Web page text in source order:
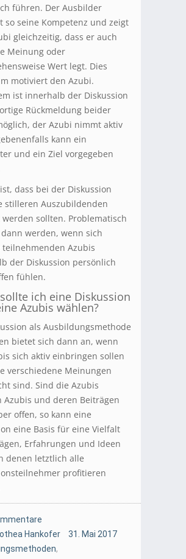
führen. Der Ausbilder
so seine Kompetenz und zeigt
gleichzeitig, dass er auch
Meinung oder
Wert legt. Dies
motiviert den Azubi.
ist innerhalb der Diskussion
Rückmeldung beider
der Azubi nimmt aktiv
kann ein
und ein Ziel vorgegeben
dass bei der Diskussion
stilleren Auszubildenden
sollten. Problematisch
werden, wenn sich
teilnehmenden Azubis
der Diskussion persönlich
fühlen.
ich eine Diskussion
Azubis wählen?
als Ausbildungsmethode
bietet sich dann an, wenn
sich aktiv einbringen sollen
verschiedene Meinungen
sind. Sind die Azubis
Azubis und deren Beiträgen
offen, so kann eine
eine Basis für eine Vielfalt
Erfahrungen und Ideen
denen letztlich alle
profitieren
Hankofer
31. Mai 2017
,